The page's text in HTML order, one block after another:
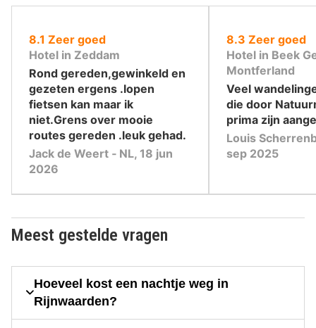
8.1 uit
10
,
Zeer goed
Hotel in Zeddam
Rond gereden,gewinkeld en
gezeten ergens .lopen
fietsen kan maar ik
niet.Grens over mooie
routes gereden .leuk gehad.
Jack de Weert ‐ NL, 18 jun
2026
8.3 uit
10
,
Zeer goed
Hotel in Beek
Montferland
Veel
die door
prima zijn
Louis
sep 2025
Meest gestelde vragen
Hoeveel kost een nachtje weg in
Rijnwaarden?